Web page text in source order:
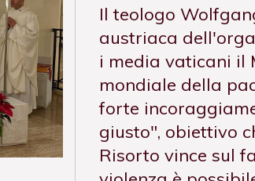
Il teologo
austriaca
i media vaticani il
mondiale della
forte
giusto", obiettivo
Risorto vince sul